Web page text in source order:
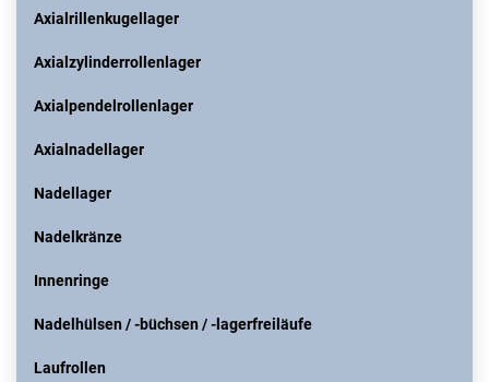
Axialrillenkugellager
Axialzylinderrollenlager
Axialpendelrollenlager
Axialnadellager
Nadellager
Nadelkränze
Innenringe
Nadelhülsen / -büchsen / -lagerfreiläufe
Laufrollen